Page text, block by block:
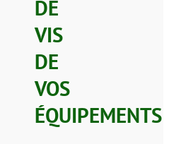
DE
VIS
DE
VOS
ÉQUIPEMENTS